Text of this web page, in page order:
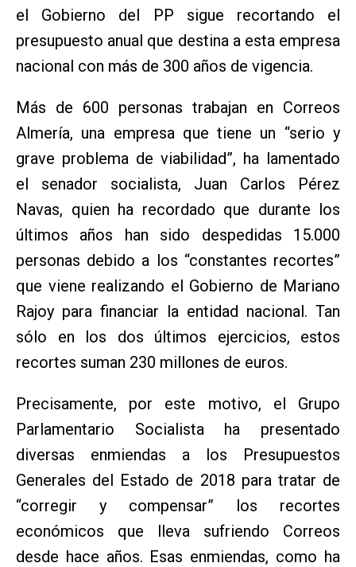
el Gobierno del PP sigue recortando el
presupuesto anual que destina a esta empresa
nacional con más de 300 años de vigencia.
Más de 600 personas trabajan en Correos
Almería, una empresa que tiene un “serio y
grave problema de viabilidad”, ha lamentado
el senador socialista, Juan Carlos Pérez
Navas, quien ha recordado que durante los
últimos años han sido despedidas 15.000
personas debido a los “constantes recortes”
que viene realizando el Gobierno de Mariano
Rajoy para financiar la entidad nacional. Tan
sólo en los dos últimos ejercicios, estos
recortes suman 230 millones de euros.
Precisamente, por este motivo, el Grupo
Parlamentario Socialista ha presentado
diversas enmiendas a los Presupuestos
Generales del Estado de 2018 para tratar de
“corregir y compensar” los recortes
económicos que lleva sufriendo Correos
desde hace años. Esas enmiendas, como ha